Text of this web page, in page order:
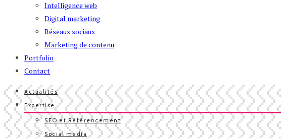
Intelligence web
Digital marketing
Réseaux sociaux
Marketing de contenu
Portfolio
Contact
Actualités
Expertise
SEO et Référencement
Social media